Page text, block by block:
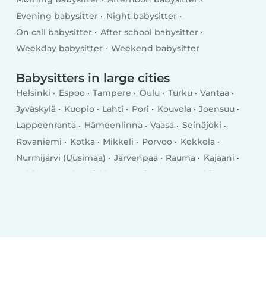
Evening babysitter
Night babysitter
On call babysitter
After school babysitter
Weekday babysitter
Weekend babysitter
Babysitters in large cities
Helsinki Espoo Tampere Oulu Turku
Vantaa
Jyväskylä
Kuopio Lahti Pori Kouvola
Joensuu
Lappeenranta
Hämeenlinna Vaasa
Seinäjoki
Rovaniemi
Kotka Mikkeli Porvoo
Kokkola
Nurmijärvi (Uusimaa)
Järvenpää Rauma
Kajaani
Lohja
Tuusula Kirkkonummi
Nokia